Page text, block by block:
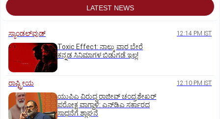
LATEST NEWS
ಸ್ಯಾಂಡಲ್‌ವುಡ್‌ 12:14 PM IST
Toxic Effect: ನಾಲ್ಕು ವಾರ ಬೇರೆ
ಕನ್ನಡ ಸಿನಿಮಾಗಳ ಬಿಡುಗಡೆ ಇಲ್ಲ!
ರಾಷ್ಟ್ರೀಯ 12:10 PM IST
ಯುಪಿಎ ವಿರುದ್ಧ ರಾಜೀವ್ ಚಂದ್ರಶೇಖರ್
ಪರೋಕ್ಷ ವಾಗ್ದಾಳಿ: ಎನ್‌ಡಿಎ ಸರ್ಕಾರದ
ಸಾಧನೆಗೆ ಶ್ಲಾಘನೆ